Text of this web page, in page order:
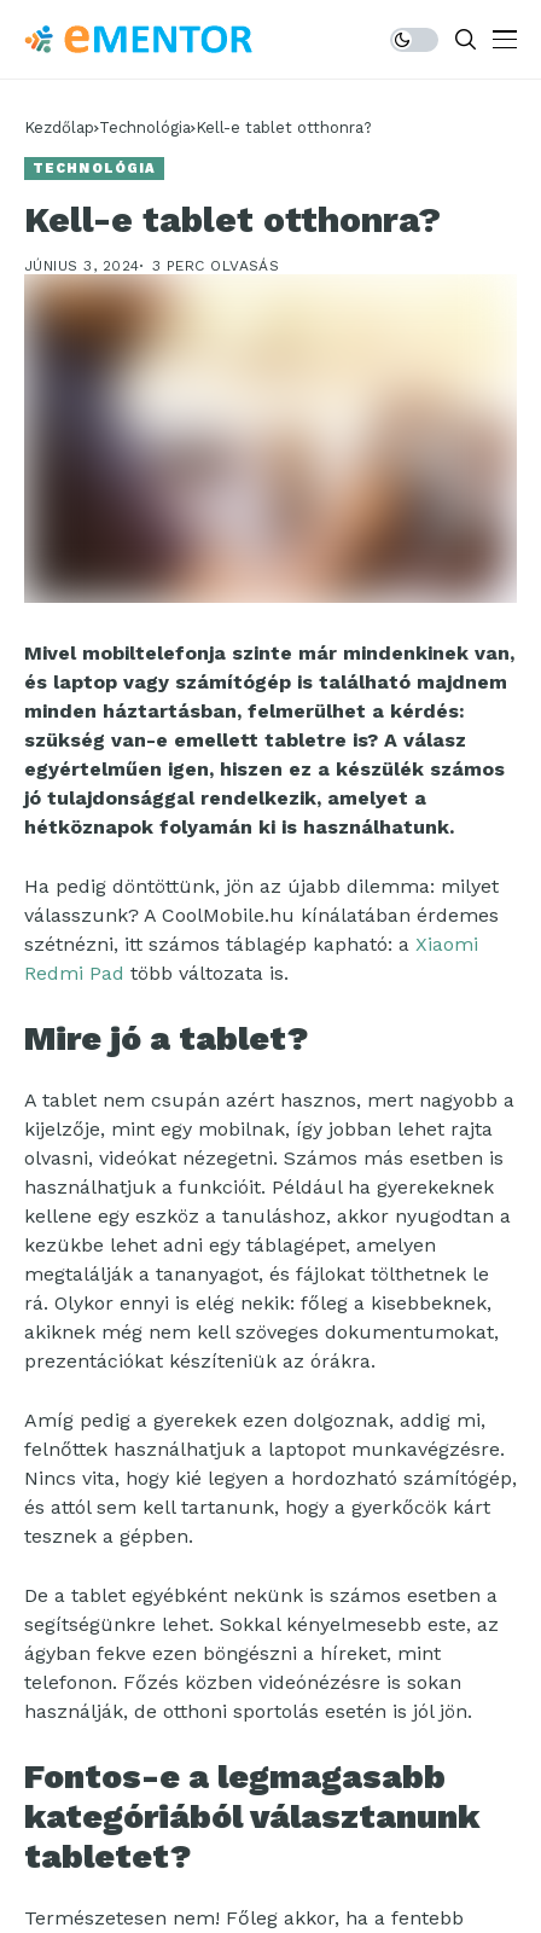
Kezdőlap Technológia Kell-e tablet otthonra?
TECHNOLÓGIA
Kell-e tablet otthonra?
JÚNIUS 3, 2024 3 PERC OLVASÁS
Mivel mobiltelefonja szinte már mindenkinek van,
és laptop vagy számítógép is található majdnem
minden háztartásban, felmerülhet a kérdés:
szükség van-e emellett tabletre is? A válasz
egyértelműen igen, hiszen ez a készülék számos
jó tulajdonsággal rendelkezik, amelyet a
hétköznapok folyamán ki is használhatunk.
Ha pedig döntöttünk, jön az újabb dilemma: milyet
válasszunk? A CoolMobile.hu kínálatában érdemes
szétnézni, itt számos táblagép kapható: a Xiaomi
Redmi Pad több változata is.
Mire jó a tablet?
A tablet nem csupán azért hasznos, mert nagyobb a
kijelzője, mint egy mobilnak, így jobban lehet rajta
olvasni, videókat nézegetni. Számos más esetben is
használhatjuk a funkcióit. Például ha gyerekeknek
kellene egy eszköz a tanuláshoz, akkor nyugodtan a
kezükbe lehet adni egy táblagépet, amelyen
megtalálják a tananyagot, és fájlokat tölthetnek le
rá. Olykor ennyi is elég nekik: főleg a kisebbeknek,
akiknek még nem kell szöveges dokumentumokat,
prezentációkat készíteniük az órákra.
Amíg pedig a gyerekek ezen dolgoznak, addig mi,
felnőttek használhatjuk a laptopot munkavégzésre.
Nincs vita, hogy kié legyen a hordozható számítógép,
és attól sem kell tartanunk, hogy a gyerkőcök kárt
tesznek a gépben.
De a tablet egyébként nekünk is számos esetben a
segítségünkre lehet. Sokkal kényelmesebb este, az
ágyban fekve ezen böngészni a híreket, mint
telefonon. Főzés közben videónézésre is sokan
használják, de otthoni sportolás esetén is jól jön.
Fontos-e a legmagasabb
kategóriából választanunk
tabletet?
Természetesen nem! Főleg akkor, ha a fentebb